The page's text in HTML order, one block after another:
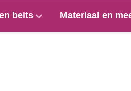
beits Materiaal en